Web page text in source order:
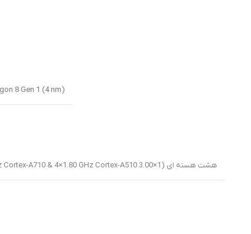
8 Gen 1 (4 nm)
هشت هسته ای (1×3.00 GHz Cortex-X2 & 3×2.50 GHz Cortex-A710 & 4×1.80 GHz Cortex-A510)